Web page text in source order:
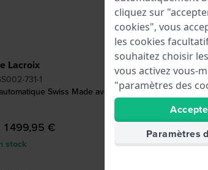
Lacroix
731-1
Swiss Made avec date
1 499,95 €
stock
cliquez sur
cookies", vous
les cookies
souhaitez choisir
vous activez vous-
"paramètres des
Paramètres